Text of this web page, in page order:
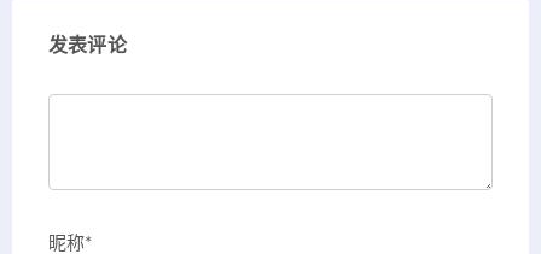
发表评论
昵称*